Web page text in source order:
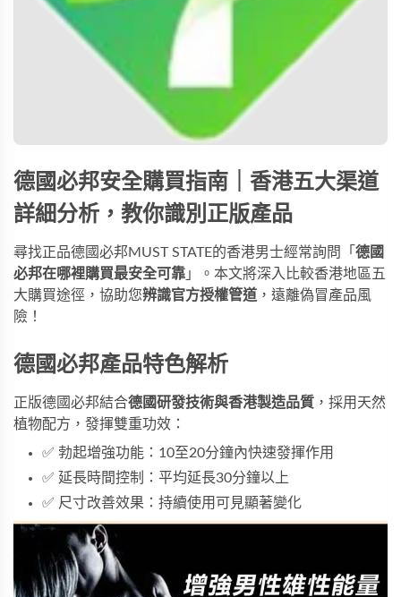
德國必邦安全購買指南｜香港五大渠道
詳細分析，教你識別正版產品
尋找正品德國必邦MUST STATE的香港男士經常詢問「 德國
必邦在哪裡購買最安全可靠 」。本文將深入比較香港地區五
大購買途徑，協助您辨識官方授權管道 ，遠離偽冒產品風
險！
德國必邦產品特色解析
正版德國必邦結合德國研發技術與香港製造品質 ，採用天然
植物配方，發揮雙重功效：
✅ 勃起增強功能：10至20分鐘內快速發揮作用
✅ 延長時間控制：平均延長30分鐘以上
✅ 尺寸改善效果：持續使用可見顯著變化